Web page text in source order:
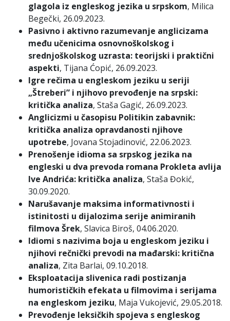
glagola iz engleskog jezika u srpskom, Milica
Begečki, 26.09.2023.
Pasivno i aktivno razumevanje anglicizama
među učenicima osnovnoškolskog i
srednjoškolskog uzrasta: teorijski i praktični
aspekti, Tijana Ćopić, 26.09.2023.
Igre rečima u engleskom jeziku u seriji
„Štreberi” i njihovo prevođenje na srpski:
kritička analiza, Staša Gagić, 26.09.2023.
Anglicizmi u časopisu Politikin zabavnik:
kritička analiza opravdanosti njihove
upotrebe, Jovana Stojadinović, 22.06.2023.
Prenošenje idioma sa srpskog jezika na
engleski u dva prevoda romana Prokleta avlija
Ive Andrića: kritička analiza, Staša Đokić,
30.09.2020.
Narušavanje maksima informativnosti i
istinitosti u dijalozima serije animiranih
filmova Šrek, Slavica Biroš, 04.06.2020.
Idiomi s nazivima boja u engleskom jeziku i
njihovi rečnički prevodi na mađarski: kritična
analiza, Zita Barlai, 09.10.2018.
Eksploatacija slivenica radi postizanja
humorističkih efekata u filmovima i serijama
na engleskom jeziku, Maja Vukojević, 29.05.2018.
Prevođenje leksičkih spojeva s engleskog